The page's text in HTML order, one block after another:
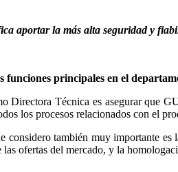
aportar la más alta seguridad y
funciones principales en el
Directora Técnica es asegurar que
los procesos relacionados con el
considero también muy importante es
las ofertas del mercado, y la